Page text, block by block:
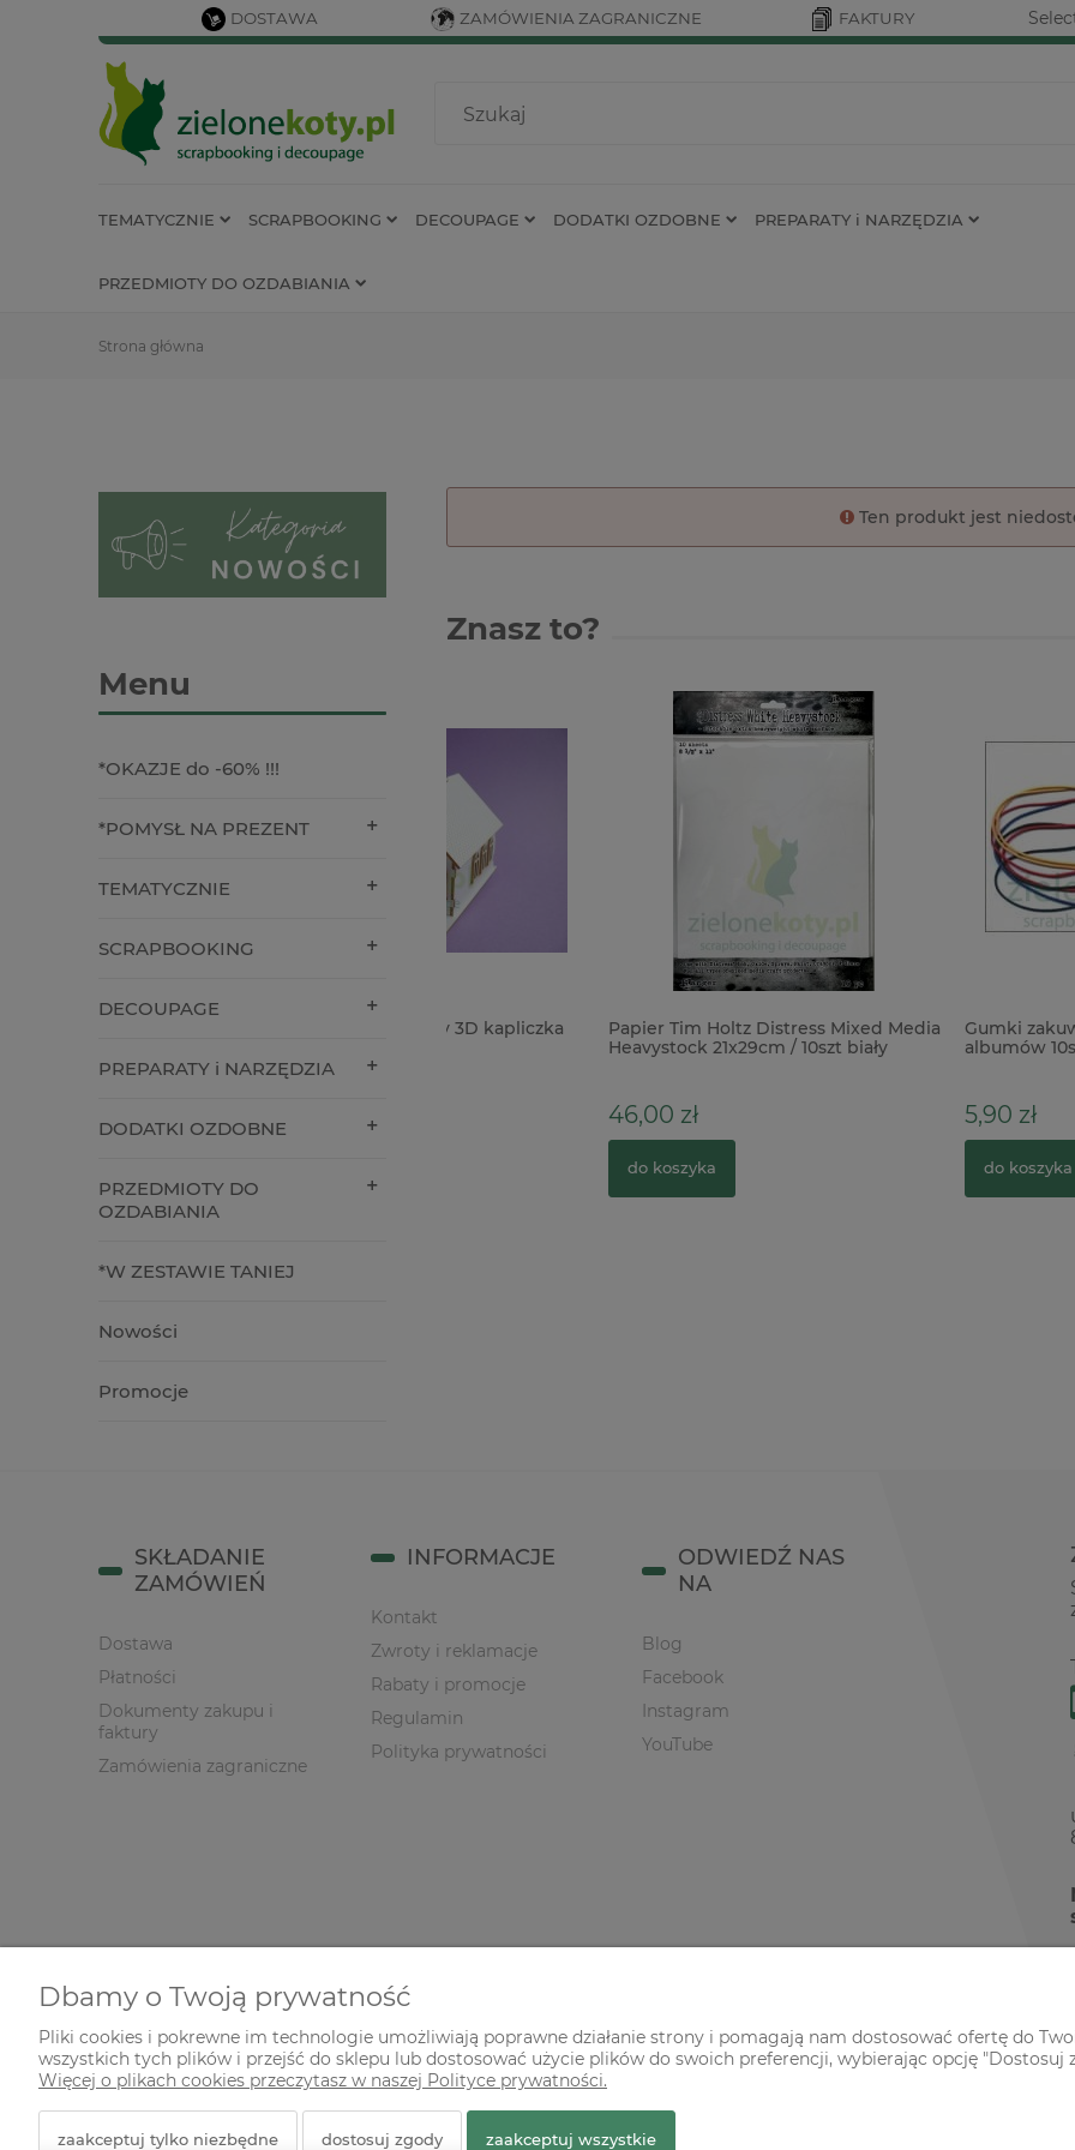
DOSTAWA ZAMÓWIENIA ZAGRANICZNE FAKTURY
TEMATYCZNIE SCRAPBOOKING DECOUPAGE DODATKI OZDOBNE PREPARATY i NARZĘDZIA
PRZEDMIOTY DO OZDABIANIA
Strona główna
Menu
*OKAZJE do -60% !!!
*POMYSŁ NA PREZENT
TEMATYCZNIE
SCRAPBOOKING
DECOUPAGE
PREPARATY i NARZĘDZIA
DODATKI OZDOBNE
PRZEDMIOTY DO
OZDABIANIA
*W ZESTAWIE TANIEJ
Nowości
Promocje
Ten produkt jest
Znasz to?
Papier Tim Holtz Distress Mixed Media
Heavystock 21x29cm / 10szt biały
Gumki zakuwane do
albumów 10szt czarne x
SKŁADANIE
ZAMÓWIEŃ
Dostawa
Płatności
Dokumenty zakupu i
faktury
Zamówienia zagraniczne
INFORMACJE
Kontakt
Zwroty i reklamacje
Rabaty i promocje
Regulamin
Polityka prywatności
ODWIEDŹ NAS
NA
Blog
Facebook
Instagram
YouTube
© 2026 zielonekoty.pl. Wszelkie prawa zastrzeżone.
Dbamy o Twoją prywatność
Pliki cookies i pokrewne im technologie umożliwiają poprawne działanie strony i pomagają nam dostosować ofertę do
wszystkich tych plików i przejść do sklepu lub dostosować użycie plików do swoich preferencji, wybierając opcję "Dostosuj
Więcej o plikach cookies przeczytasz w naszej Polityce prywatności.
zaakceptuj tylko niezbędne dostosuj zgody zaakceptuj wszystkie